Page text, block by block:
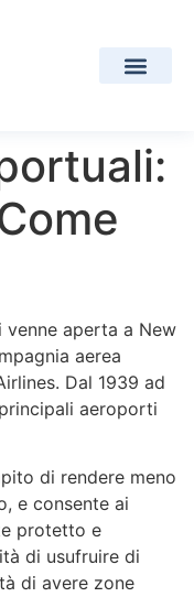
aperta a New
aerea
Dal 1939 ad
aeroporti
di rendere meno
e consente ai
protetto e
di usufruire di
di avere zone